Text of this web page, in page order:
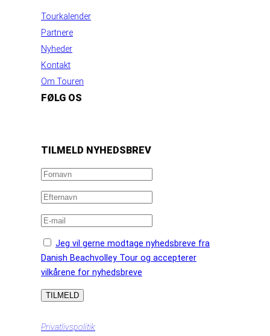
Tourkalender
Partnere
Nyheder
Kontakt
Om Touren
FØLG OS
TILMELD NYHEDSBREV
Jeg vil gerne modtage nyhedsbreve fra
Danish Beachvolley Tour og accepterer
vilkårene for nyhedsbreve
Privatlivspolitik